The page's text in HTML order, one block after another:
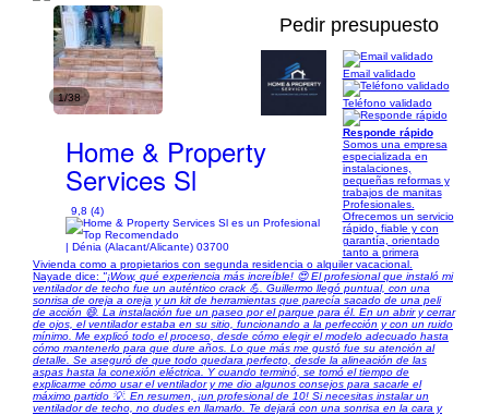
1/38
Pedir presupuesto
Home & Property
Services Sl
9,8 (4)
| Dénia (Alacant/Alicante) 03700
Email validado
Teléfono validado
Responde rápido
Somos una empresa
especializada en
instalaciones,
pequeñas reformas y
trabajos de manitas
Profesionales.
Ofrecemos un servicio
rápido, fiable y con
garantía, orientado
tanto a primera
Vivienda como a propietarios con segunda residencia o alquiler vacacional.
Nayade dice: "¡Wow, qué experiencia más increíble! 😍 El profesional que instaló mi
ventilador de techo fue un auténtico crack 💪. Guillermo llegó puntual, con una
sonrisa de oreja a oreja y un kit de herramientas que parecía sacado de una peli
de acción 😄. La instalación fue un paseo por el parque para él. En un abrir y cerrar
de ojos, el ventilador estaba en su sitio, funcionando a la perfección y con un ruido
mínimo. Me explicó todo el proceso, desde cómo elegir el modelo adecuado hasta
cómo mantenerlo para que dure años. Lo que más me gustó fue su atención al
detalle. Se aseguró de que todo quedara perfecto, desde la alineación de las
aspas hasta la conexión eléctrica. Y cuando terminó, se tomó el tiempo de
explicarme cómo usar el ventilador y me dio algunos consejos para sacarle el
máximo partido 💡. En resumen, ¡un profesional de 10! Si necesitas instalar un
ventilador de techo, no dudes en llamarlo. Te dejará con una sonrisa en la cara y